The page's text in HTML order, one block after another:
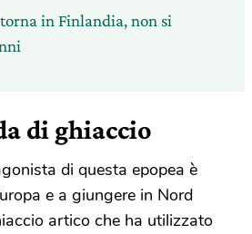
in Finlandia, non si
di ghiaccio
di questa epopea è
e a giungere in Nord
artico che ha utilizzato